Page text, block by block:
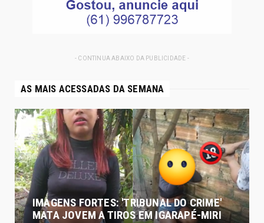
- CONTINUA ABAIXO DA PUBLICIDADE -
AS MAIS ACESSADAS DA SEMANA
IMAGENS FORTES: 'TRIBUNAL DO CRIME'
MATA JOVEM A TIROS EM IGARAPÉ-MIRI